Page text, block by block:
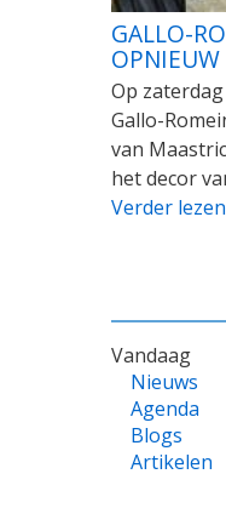
GALLO-
OPNIEUW
Op
Gallo-
van
het decor
Verder lezen
VOET
Vandaag
Nieuws
Agenda
Blogs
Artikelen